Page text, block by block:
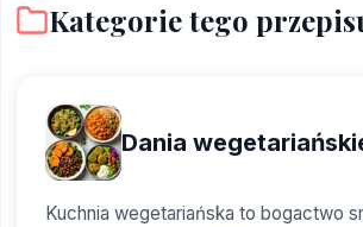
Kategorie tego
Dania
Kuchnia wegetariańska to bogactwo